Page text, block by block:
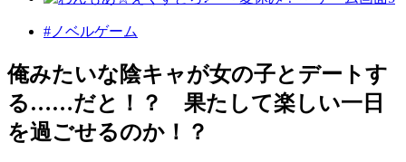
#ノベルゲーム
俺みたいな陰キャが女の子とデートす
る……だと！？ 果たして楽しい一日
を過ごせるのか！？